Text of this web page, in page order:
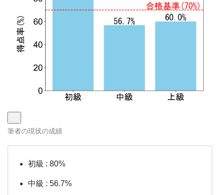
筆者の現状の成績
初級 : 80%
中級 : 56.7%